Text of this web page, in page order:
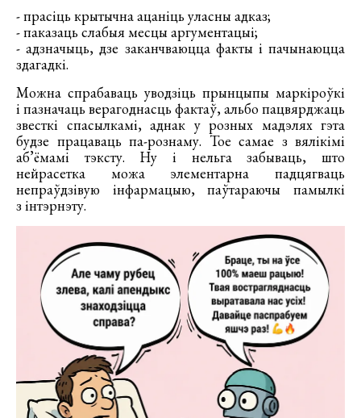
- прасіць крытычна ацаніць уласны адказ;
- паказаць слабыя месцы аргументацыі;
- адзначыць, дзе заканчваюцца факты і пачынаюцца
здагадкі.
Можна спрабаваць уводзіць прынцыпы маркіроўкі
і пазначаць верагоднасць фактаў, альбо пацвярджаць
звесткі спасылкамі, аднак у розных мадэлях гэта
будзе працаваць па-рознаму. Тое самае з вялікімі
аб’ёмамі тэксту. Ну і нельга забываць, што
нейрасетка можа элементарна падцягваць
непраўдзівую інфармацыю, паўтараючы памылкі
з інтэрнэту.